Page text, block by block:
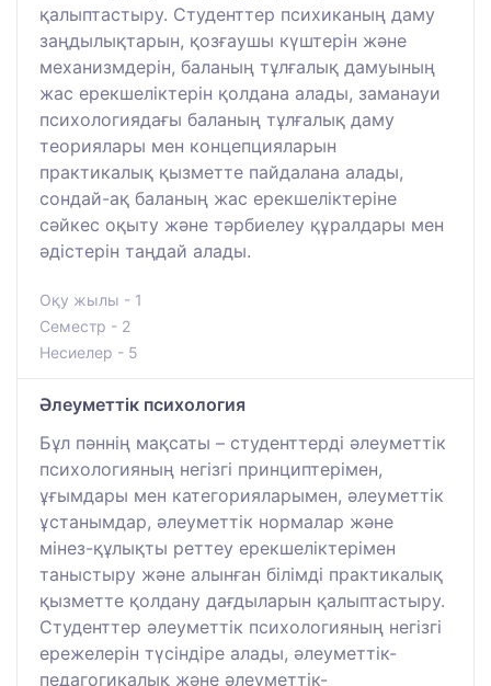
қалыптастыру. Студенттер психиканың даму
заңдылықтарын, қозғаушы күштерін және
механизмдерін, баланың тұлғалық дамуының
жас ерекшеліктерін қолдана алады, заманауи
психологиядағы баланың тұлғалық даму
теориялары мен концепцияларын
практикалық қызметте пайдалана алады,
сондай-ақ баланың жас ерекшеліктеріне
сәйкес оқыту және тәрбиелеу құралдары мен
әдістерін таңдай алады.
Оқу жылы - 1
Семестр - 2
Несиелер - 5
Әлеуметтік психология
Бұл пәннің мақсаты – студенттерді әлеуметтік
психологияның негізгі принциптерімен,
ұғымдары мен категорияларымен, әлеуметтік
ұстанымдар, әлеуметтік нормалар және
мінез-құлықты реттеу ерекшеліктерімен
таныстыру және алынған білімді практикалық
қызметте қолдану дағдыларын қалыптастыру.
Студенттер әлеуметтік психологияның негізгі
ережелерін түсіндіре алады, әлеуметтік-
педагогикалық және әлеуметтік-